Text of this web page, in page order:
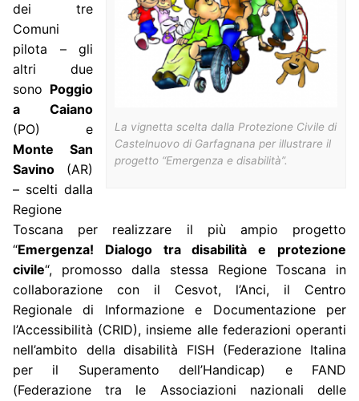
La vignetta scelta dalla Protezione Civile di
Castelnuovo di Garfagnana per illustrare il
progetto “Emergenza e disabilità”.
dei tre
Comuni
pilota – gli
altri due
sono Poggio
a Caiano
(PO) e
Monte San
Savino (AR)
– scelti dalla
Regione
Toscana per realizzare il più ampio progetto
“Emergenza! Dialogo tra disabilità e protezione
civile“, promosso dalla stessa Regione Toscana in
collaborazione con il Cesvot, l’Anci, il Centro
Regionale di Informazione e Documentazione per
l’Accessibilità (CRID), insieme alle federazioni operanti
nell’ambito della disabilità FISH (Federazione Italina
per il Superamento dell’Handicap) e FAND
(Federazione tra le Associazioni nazionali delle